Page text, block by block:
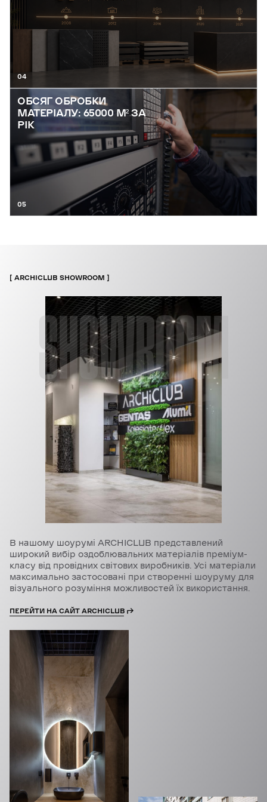
04
ОБСЯГ ОБРОБКИ
МАТЕРІАЛУ: 65000 М² ЗА
РІК
05
SHOWROOM
ARCHICLUB SHOWROOM
В нашому шоурумі ARCHICLUB представлений
широкий вибір оздоблювальних матеріалів преміум-
класу від провідних світових виробників. Усі матеріали
максимально застосовані при створенні шоуруму для
візуального розуміння можливостей їх використання.
ПЕРЕЙТИ НА САЙТ ARCHICLUB